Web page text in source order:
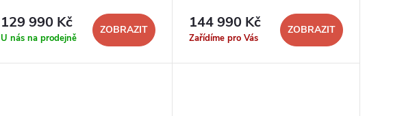
129 990 Kč
U nás na prodejně
ZOBRAZIT 144 990 Kč
Zařídíme pro Vás
ZOBRAZIT